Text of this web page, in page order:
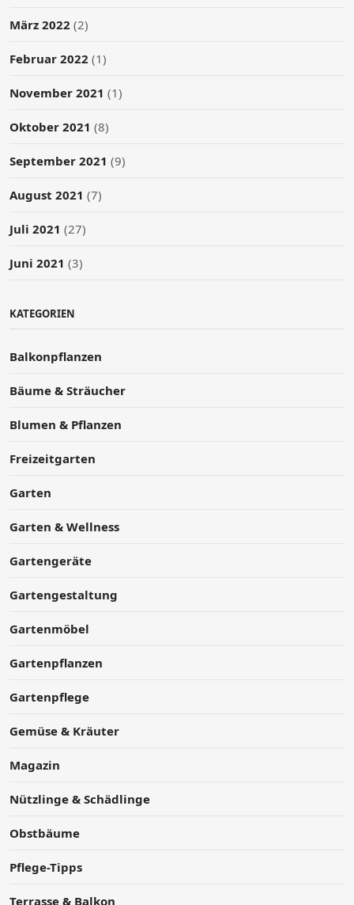
März 2022 (2)
Februar 2022 (1)
November 2021 (1)
Oktober 2021 (8)
September 2021 (9)
August 2021 (7)
Juli 2021 (27)
Juni 2021 (3)
KATEGORIEN
Balkonpflanzen
Bäume & Sträucher
Blumen & Pflanzen
Freizeitgarten
Garten
Garten & Wellness
Gartengeräte
Gartengestaltung
Gartenmöbel
Gartenpflanzen
Gartenpflege
Gemüse & Kräuter
Magazin
Nützlinge & Schädlinge
Obstbäume
Pflege-Tipps
Terrasse & Balkon